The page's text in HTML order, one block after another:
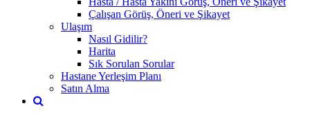
Çalışan Görüş, Öneri ve Şikayet
Ulaşım
Nasıl Gidilir?
Harita
Sık Sorulan Sorular
Hastane Yerleşim Planı
Satın Alma